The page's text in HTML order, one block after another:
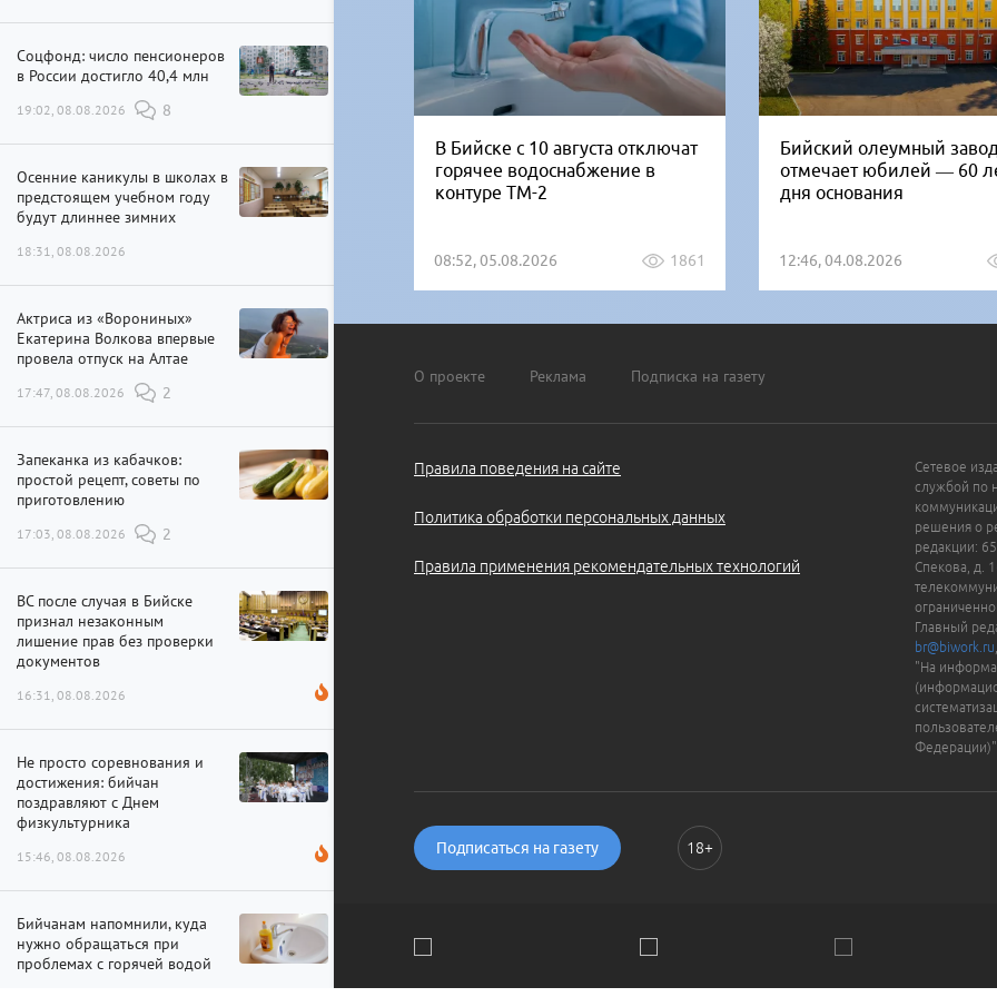
Соцфонд: число пенсионеров
в России достигло 40,4 млн
19:02, 08.08.2026 8
Осенние каникулы в школах в
предстоящем учебном году
будут длиннее зимних
18:31, 08.08.2026
Актриса из «Ворониных»
Екатерина Волкова впервые
провела отпуск на Алтае
17:47, 08.08.2026 2
Запеканка из кабачков:
простой рецепт, советы по
приготовлению
17:03, 08.08.2026 2
ВС после случая в Бийске
признал незаконным
лишение прав без проверки
документов
16:31, 08.08.2026
Не просто соревнования и
достижения: бийчан
поздравляют с Днем
физкультурника
15:46, 08.08.2026
Бийчанам напомнили, куда
нужно обращаться при
проблемах с горячей водой
В Бийске с 10 августа отключат
горячее водоснабжение в
контуре ТМ-2
08:52, 05.08.2026 1861
Бийский олеумный завод
отмечает юбилей — 60
дня основания
12:46, 04.08.2026
О проекте Реклама Подписка на газету
Правила поведения на сайте
Политика обработки персональных данных
Правила применения рекомендательных технологий
Сетевое
службой по
решения о
редакции:
Спекова, д.
Главный
br@biwork.ru
"На
Федерации)".
Подписаться на газету 18+